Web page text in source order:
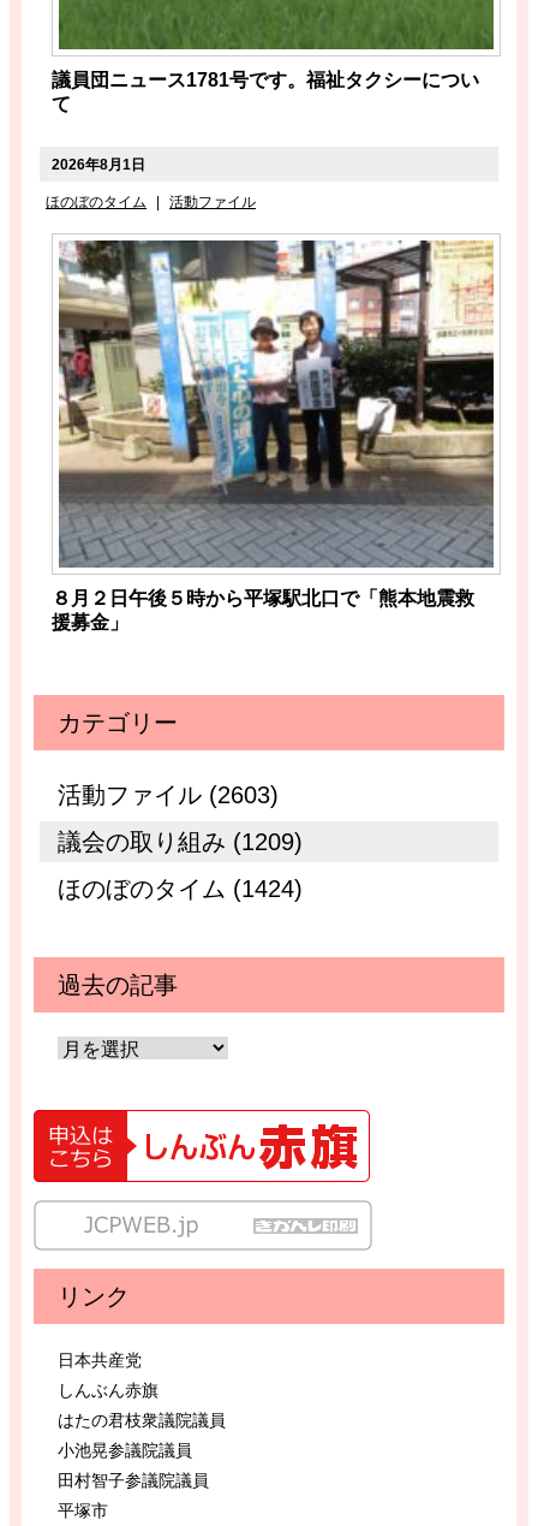
議員団ニュース1781号です。福祉タクシーについ
て
2026年8月1日
ほのぼのタイム 活動ファイル
８月２日午後５時から平塚駅北口で「熊本地震救
援募金」
カテゴリー
活動ファイル (2603)
議会の取り組み (1209)
ほのぼのタイム (1424)
過去の記事
リンク
日本共産党
しんぶん赤旗
はたの君枝衆議院議員
小池晃参議院議員
田村智子参議院議員
平塚市